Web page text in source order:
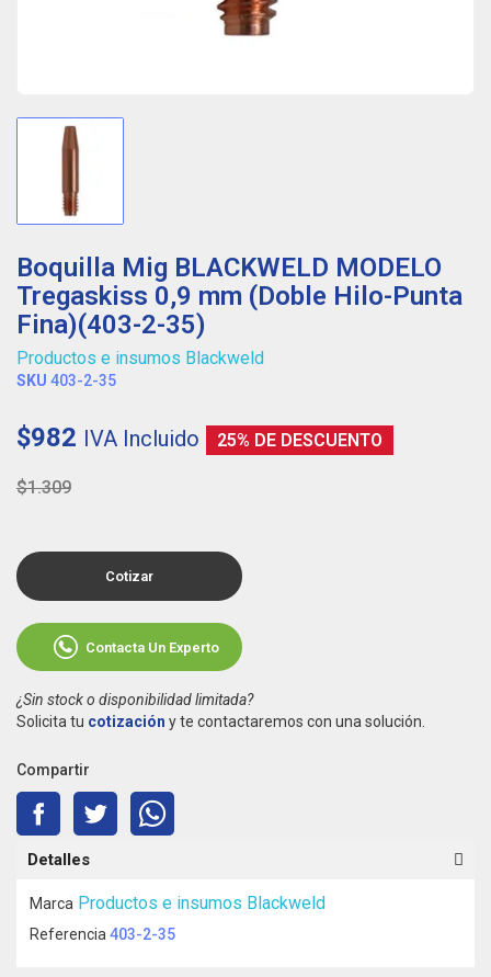
Boquilla Mig BLACKWELD MODELO
Tregaskiss 0,9 mm (Doble Hilo-Punta
Fina)(403-2-35)
Productos e insumos Blackweld
SKU 403-2-35
$982 IVA Incluido 25% DE DESCUENTO
$1.309
Cotizar
Contacta Un Experto
¿Sin stock o disponibilidad limitada?
Solicita tu cotización y te contactaremos con una solución.
Compartir
Detalles
Marca Productos e insumos Blackweld
Referencia403-2-35